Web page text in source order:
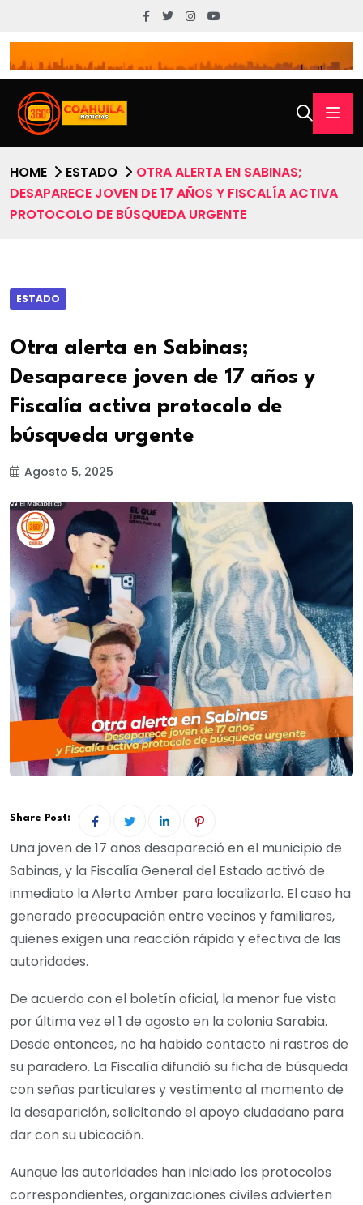
HOME ESTADO
OTRA ALERTA EN SABINAS;
DESAPARECE JOVEN DE 17 AÑOS Y FISCALÍA ACTIVA
PROTOCOLO DE BÚSQUEDA URGENTE
ESTADO
Otra alerta en Sabinas;
Desaparece joven de 17 años y
Fiscalía activa protocolo de
búsqueda urgente
Agosto 5, 2025
Share Post:
Una joven de 17 años desapareció en el municipio de
Sabinas, y la Fiscalía General del Estado activó de
inmediato la Alerta Amber para localizarla. El caso ha
generado preocupación entre vecinos y familiares,
quienes exigen una reacción rápida y efectiva de las
autoridades.
De acuerdo con el boletín oficial, la menor fue vista
por última vez el 1 de agosto en la colonia Sarabia.
Desde entonces, no ha habido contacto ni rastros de
su paradero. La Fiscalía difundió su ficha de búsqueda
con señas particulares y vestimenta al momento de
la desaparición, solicitando el apoyo ciudadano para
dar con su ubicación.
Aunque las autoridades han iniciado los protocolos
correspondientes, organizaciones civiles advierten